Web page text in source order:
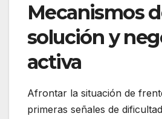
Mecanismos
solución y
activa
Afrontar la situación de
primeras señales de